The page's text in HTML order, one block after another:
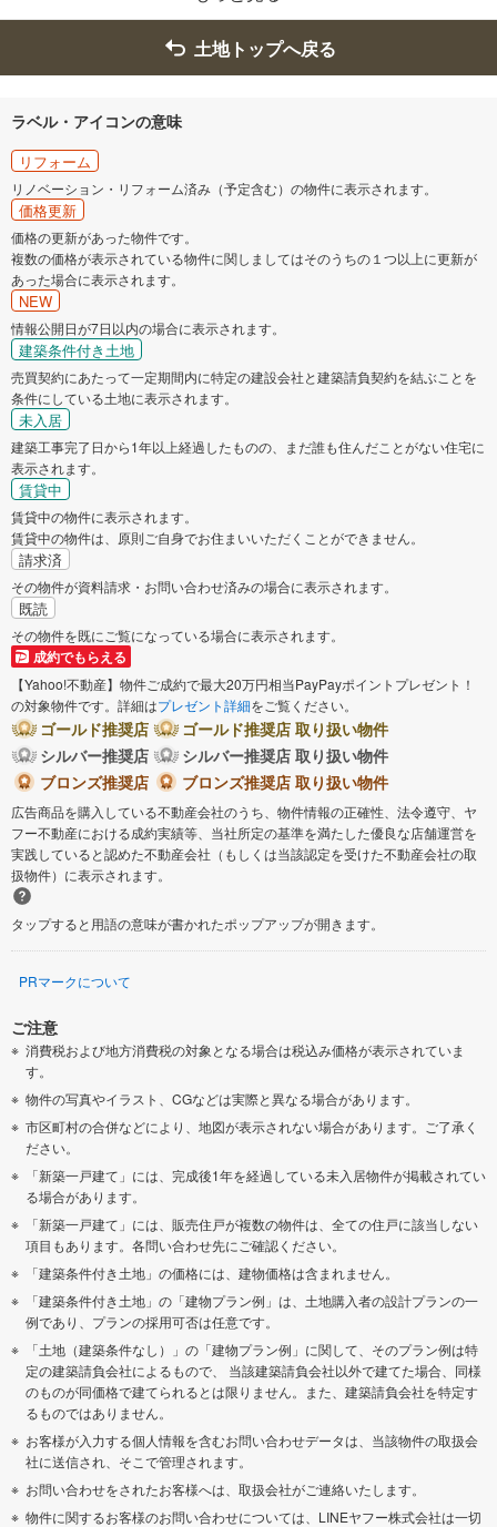
土地トップへ戻る
ラベル・アイコンの意味
リフォーム
リノベーション・リフォーム済み（予定含む）の物件に表示されます。
価格更新
価格の更新があった物件です。
複数の価格が表示されている物件に関しましてはそのうちの１つ以上に更新が
あった場合に表示されます。
NEW
情報公開日が7日以内の場合に表示されます。
建築条件付き土地
売買契約にあたって一定期間内に特定の建設会社と建築請負契約を結ぶことを
条件にしている土地に表示されます。
未入居
建築工事完了日から1年以上経過したものの、まだ誰も住んだことがない住宅に
表示されます。
賃貸中
賃貸中の物件に表示されます。
賃貸中の物件は、原則ご自身でお住まいいただくことができません。
請求済
その物件が資料請求・お問い合わせ済みの場合に表示されます。
既読
その物件を既にご覧になっている場合に表示されます。
成約でもらえる
【Yahoo!不動産】物件ご成約で最大20万円相当PayPayポイントプレゼント！
の対象物件です。詳細はプレゼント詳細をご覧ください。
ゴールド推奨店
ゴールド推奨店 取り扱い物件
シルバー推奨店
シルバー推奨店 取り扱い物件
ブロンズ推奨店
ブロンズ推奨店 取り扱い物件
広告商品を購入している不動産会社のうち、物件情報の正確性、法令遵守、ヤ
フー不動産における成約実績等、当社所定の基準を満たした優良な店舗運営を
実践していると認めた不動産会社（もしくは当該認定を受けた不動産会社の取
扱物件）に表示されます。
タップすると用語の意味が書かれたポップアップが開きます。
PRマークについて
ご注意
消費税および地方消費税の対象となる場合は税込み価格が表示されていま
す。
物件の写真やイラスト、CGなどは実際と異なる場合があります。
市区町村の合併などにより、地図が表示されない場合があります。ご了承く
ださい。
「新築一戸建て」には、完成後1年を経過している未入居物件が掲載されてい
る場合があります。
「新築一戸建て」には、販売住戸が複数の物件は、全ての住戸に該当しない
項目もあります。各問い合わせ先にご確認ください。
「建築条件付き土地」の価格には、建物価格は含まれません。
「建築条件付き土地」の「建物プラン例」は、土地購入者の設計プランの一
例であり、プランの採用可否は任意です。
「土地（建築条件なし）」の「建物プラン例」に関して、そのプラン例は特
定の建築請負会社によるもので、 当該建築請負会社以外で建てた場合、同様
のものが同価格で建てられるとは限りません。また、建築請負会社を特定す
るものではありません。
お客様が入力する個人情報を含むお問い合わせデータは、当該物件の取扱会
社に送信され、そこで管理されます。
お問い合わせをされたお客様へは、取扱会社がご連絡いたします。
物件に関するお客様のお問い合わせについては、LINEヤフー株式会社は一切